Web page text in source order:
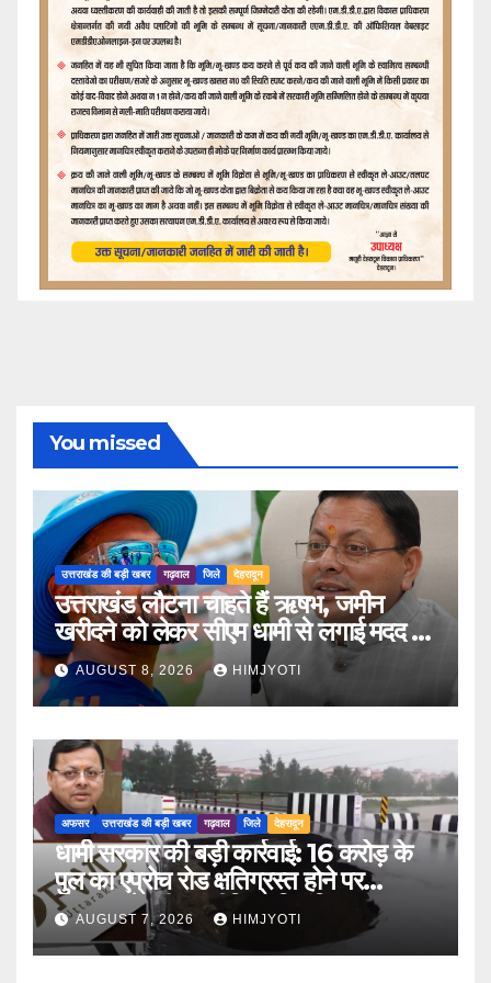
You missed
उत्तराखंड की बड़ी खबर गढ़वाल जिले देहरादून
उत्तराखंड लौटना चाहते हैं ऋषभ, जमीन
खरीदने को लेकर सीएम धामी से लगाई मदद की
गुहारAUGUST 8, 2026 HIMJYOTI
अफसर उत्तराखंड की बड़ी खबर गढ़वाल जिले देहरादून
धामी सरकार की बड़ी कार्रवाई: 16 करोड़ के
पुल का एप्रोच रोड क्षतिग्रस्त होने पर
PWD के तीन इंजीनियर निलंबित
AUGUST 7, 2026 HIMJYOTI